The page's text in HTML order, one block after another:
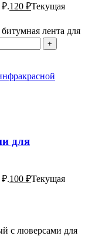
₽.120 ₽Текущая
лента для
для
₽.100 ₽Текущая
с люверсами для